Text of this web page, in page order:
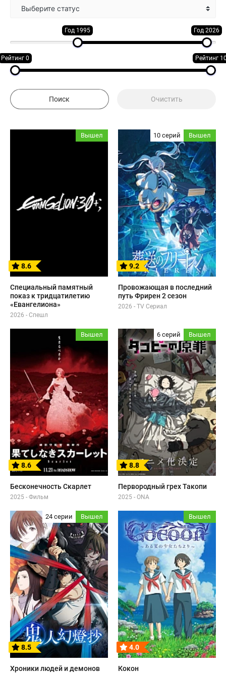
Выберите статус
Год 1995 Год 2026
Рейтинг 0 Рейтинг
Вышел
8.6
Специальный памятный
показ к тридцатилетию
«Евангелиона»
2026 - Спешл
10 серий Вышел
9.2
Провожающая в последний
путь Фрирен 2 сезон
2026 - TV Сериал
Вышел
8.6
Бесконечность Скарлет
2025 - Фильм
6 серий Вышел
8.8
Первородный грех Такопи
2025 - ONA
24 серии Вышел
8.5
Хроники людей и демонов
Вышел
4.0
Кокон